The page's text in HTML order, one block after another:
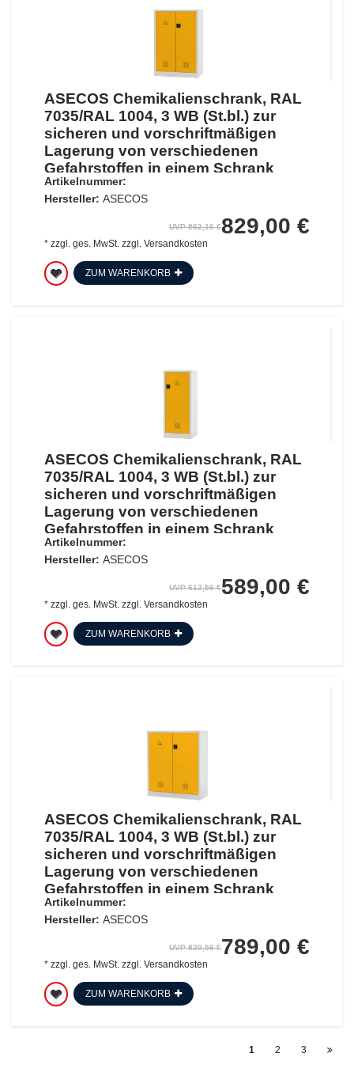
ASECOS Chemikalienschrank, RAL
7035/RAL 1004, 3 WB (St.bl.) zur
sicheren und vorschriftmäßigen
Lagerung von verschiedenen
Gefahrstoffen in einem Schrank
Artikelnummer:
Hersteller: ASECOS
UVP 862,16 €829,00 €
* zzgl. ges. MwSt.zzgl. Versandkosten
ZUM WARENKORB
ASECOS Chemikalienschrank, RAL
7035/RAL 1004, 3 WB (St.bl.) zur
sicheren und vorschriftmäßigen
Lagerung von verschiedenen
Gefahrstoffen in einem Schrank
Artikelnummer:
Hersteller: ASECOS
UVP 612,56 €589,00 €
* zzgl. ges. MwSt. zzgl. Versandkosten
ZUM WARENKORB
ASECOS Chemikalienschrank, RAL
7035/RAL 1004, 3 WB (St.bl.) zur
sicheren und vorschriftmäßigen
Lagerung von verschiedenen
Gefahrstoffen in einem Schrank
Artikelnummer:
Hersteller: ASECOS
UVP 820,56 €789,00 €
* zzgl. ges. MwSt.zzgl. Versandkosten
ZUM WARENKORB
1 2 3